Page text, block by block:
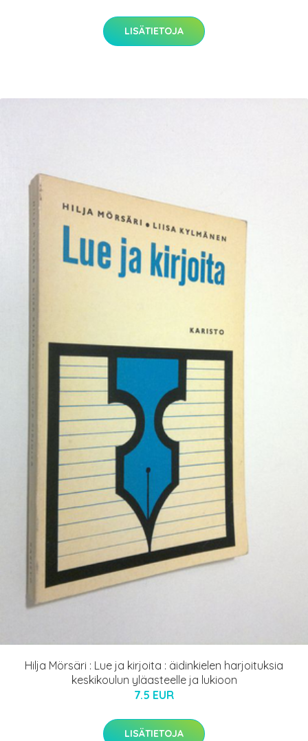
LISÄTIETOJA
Hilja Mörsäri : Lue ja kirjoita : äidinkielen harjoituksia
keskikoulun yläasteelle ja lukioon
7.5 EUR
LISÄTIETOJA